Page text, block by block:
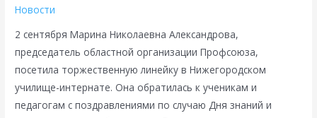
Новости
2 сентября Марина Николаевна Александрова,
председатель областной организации Профсоюза,
посетила торжественную линейку в Нижегородском
училище-интернате. Она обратилась к ученикам и
педагогам с поздравлениями по случаю Дня знаний и